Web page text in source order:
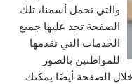
والتي تحمل أسمنا، تلك
الصفحة تجد عليها جميع
الخدمات التي نقدمها
للمواطنين بالصور
الصفحة أيضًا يمكنك